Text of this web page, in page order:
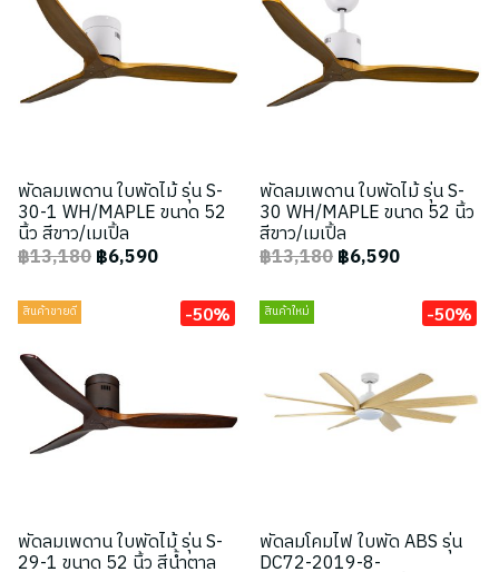
พัดลมเพดาน ใบพัดไม้ รุ่น S-
30-1 WH/MAPLE ขนาด 52
นิ้ว สีขาว/เมเปิ้ล
฿13,180฿6,590
พัดลมเพดาน ใบพัดไม้ รุ่น S-
30 WH/MAPLE ขนาด 52 นิ้ว
สีขาว/เมเปิ้ล
฿13,180฿6,590
สินค้าขายดี -50%
พัดลมเพดาน ใบพัดไม้ รุ่น S-
29-1 ขนาด 52 นิ้ว สีน้ำตาล
สินค้าใหม่ -50%
พัดลมโคมไฟ ใบพัด ABS รุ่น
DC72-2019-8-